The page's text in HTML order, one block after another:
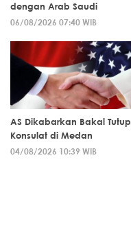
dengan Arab Saudi
06/08/2026 07:40 WIB
AS Dikabarkan Bakal Tutup
Konsulat di Medan
04/08/2026 10:39 WIB